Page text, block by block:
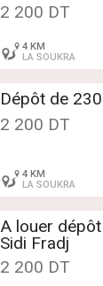
2 200 DT
4 KM
LA SOUKRA
Dépôt de
2 200 DT
4 KM
LA SOUKRA
A louer
Sidi Fradj
2 200 DT